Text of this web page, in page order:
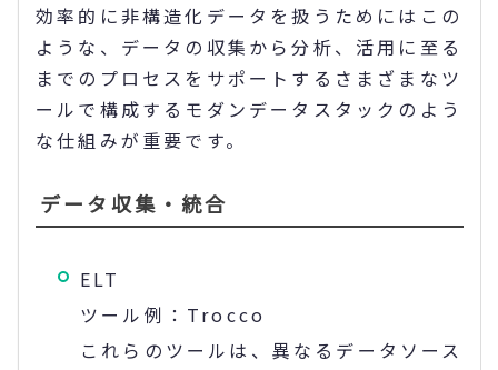
効率的に非構造化データを扱うためにはこの
ような、データの収集から分析、活用に至る
までのプロセスをサポートするさまざまなツ
ールで構成するモダンデータスタックのよう
な仕組みが重要です。
データ収集・統合
ELT
ツール例：Trocco
これらのツールは、異なるデータソース